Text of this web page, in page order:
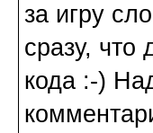
за игру
сразу, что
кода :-)